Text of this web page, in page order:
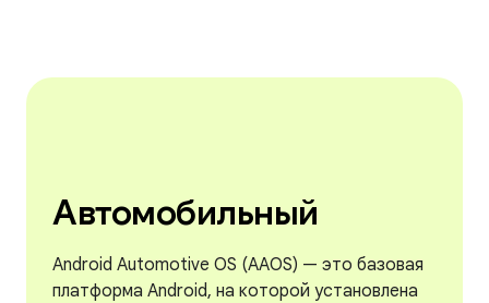
Автомобильный
Android Automotive OS (AAOS) — это базовая
платформа Android, на которой установлена ​​